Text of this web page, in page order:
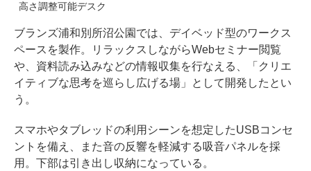
高さ調整可能デスク
ブランズ浦和別所沼公園では、デイベッド型のワークス
ペースを製作。リラックスしながらWebセミナー閲覧
や、資料読み込みなどの情報収集を行なえる、「クリエ
イティブな思考を巡らし広げる場」として開発したとい
う。
スマホやタブレッドの利用シーンを想定したUSBコンセ
ントを備え、また音の反響を軽減する吸音パネルを採
用。下部は引き出し収納になっている。